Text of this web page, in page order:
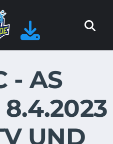
- AS
UND